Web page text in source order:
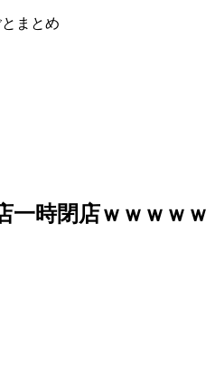
まとめ
一時閉店ｗｗｗｗｗ